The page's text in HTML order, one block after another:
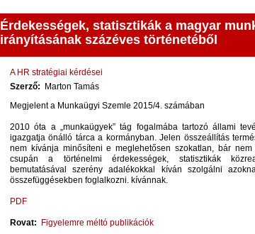
Érdekességek, statisztikák a magyar
irányításának százéves történetéből
A HR stratégiai kérdései
Szerző:
Marton Tamás
Megjelent a Munkaügyi Szemle 2015/4. számában
2010 óta a „munkaügyek” tág fogalmába tartozó állami
igazgatja önálló tárca a kormányban. Jelen összeállítás
nem kívánja minősíteni e meglehetősen szokatlan, bár
csupán a történelmi érdekességek, statisztikák
bemutatásával szerény adalékokkal kíván szolgálni
összefüggésekben foglalkozni. kívánnak.
PDF
Rovat: Figyelemre méltó publikációk